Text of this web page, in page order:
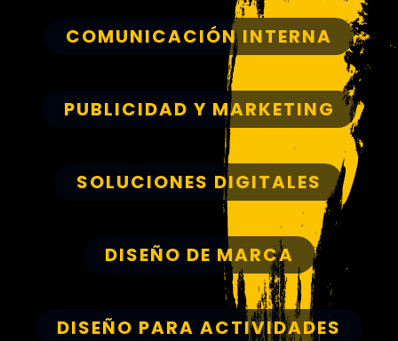
COMUNICACIÓN INTERNA
PUBLICIDAD Y MARKETING
SOLUCIONES DIGITALES
DISEÑO DE MARCA
DISEÑO PARA ACTIVIDADES